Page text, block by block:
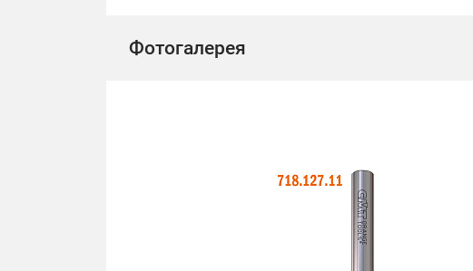
Фотогалерея